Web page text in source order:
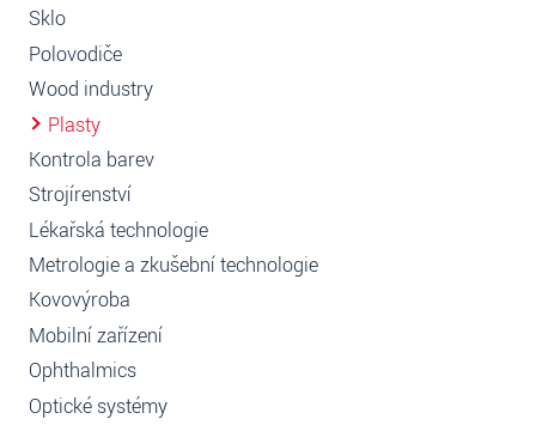
Sklo
Polovodiče
Wood industry
Plasty
Kontrola barev
Strojírenství
Lékařská technologie
Metrologie a zkušební technologie
Kovovýroba
Mobilní zařízení
Ophthalmics
Optické systémy